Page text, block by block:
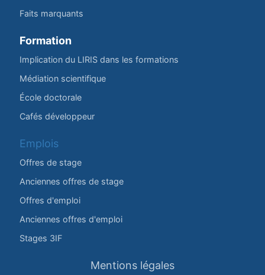
Faits marquants
Formation
Implication du LIRIS dans les formations
Médiation scientifique
École doctorale
Cafés développeur
Emplois
Offres de stage
Anciennes offres de stage
Offres d'emploi
Anciennes offres d'emploi
Stages 3IF
Mentions légales